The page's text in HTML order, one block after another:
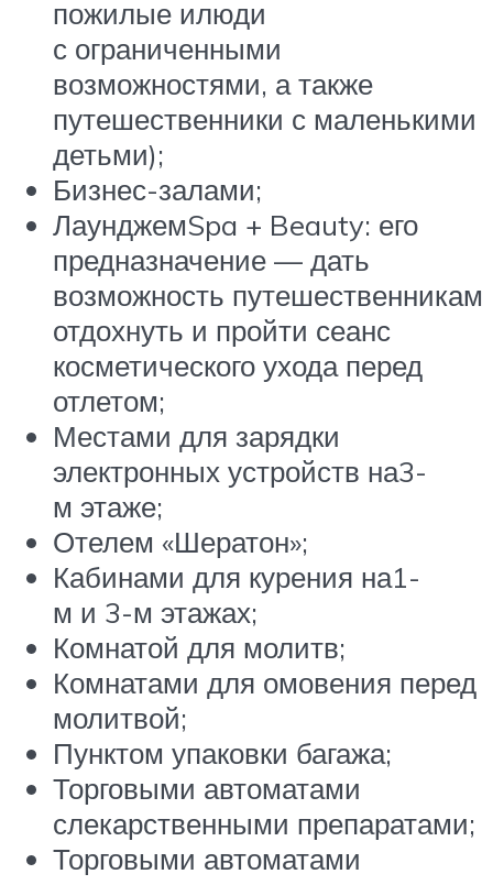
пожилые илюди
с ограниченными
возможностями, а также
путешественники с маленькими
детьми);
Бизнес-залами;
ЛаунджемSpa + Beauty: его
предназначение — дать
возможность путешественникам
отдохнуть и пройти сеанс
косметического ухода перед
отлетом;
Местами для зарядки
электронных устройств на3-
м этаже;
Отелем «Шератон»;
Кабинами для курения на1-
м и 3-м этажах;
Комнатой для молитв;
Комнатами для омовения перед
молитвой;
Пунктом упаковки багажа;
Торговыми автоматами
слекарственными препаратами;
Торговыми автоматами